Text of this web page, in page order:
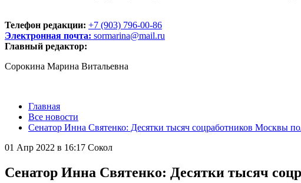
Телефон редакции: +7 (903) 796-00-86
Электронная почта: sormarina@mail.ru
Главный редактор:
Сорокина Марина Витальевна
Главная
Все новости
Сенатор Инна Святенко: Десятки тысяч соцработников Москвы
01 Апр 2022 в 16:17 Сокол
Сенатор Инна Святенко: Десятки тысяч